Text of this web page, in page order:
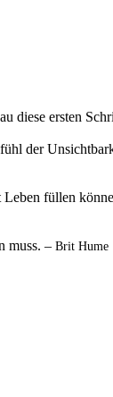
ersten
der
füllen
muss. – Brit Hume